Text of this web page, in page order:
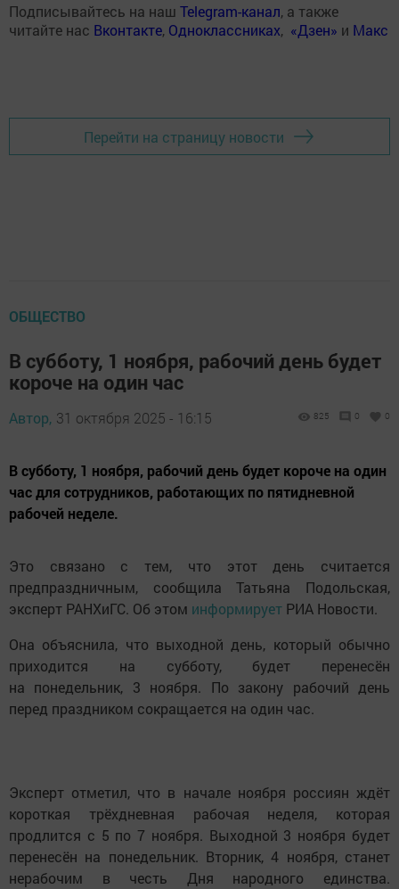
Подписывайтесь на наш Telegram-канал, а также
читайте нас Вконтакте, Одноклассниках, «Дзен» и Макс
Перейти на страницу новости
ОБЩЕСТВО
В субботу, 1 ноября, рабочий день будет
короче на один час
Автор, 31 октября 2025 - 16:15 825 0 0
В субботу, 1 ноября, рабочий день будет короче на один
час для сотрудников, работающих по пятидневной
рабочей неделе.
Это связано с тем, что этот день считается
предпраздничным, сообщила Татьяна Подольская,
эксперт РАНХиГС. Об этом информирует РИА Новости.
Она объяснила, что выходной день, который обычно
приходится на субботу, будет перенесён
на понедельник, 3 ноября. По закону рабочий день
перед праздником сокращается на один час.
Эксперт отметил, что в начале ноября россиян ждёт
короткая трёхдневная рабочая неделя, которая
продлится с 5 по 7 ноября. Выходной 3 ноября будет
перенесён на понедельник. Вторник, 4 ноября, станет
нерабочим в честь Дня народного единства.